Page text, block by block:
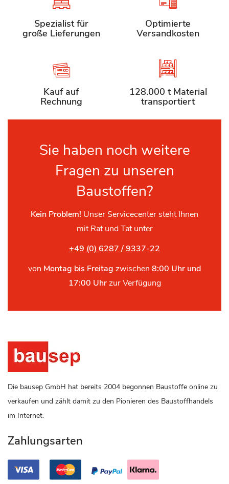
Spezialist für
große Lieferungen
Optimierte
Versandkosten
Kauf auf
Rechnung
128.000 t Material
transportiert
Sie haben noch weitere
Fragen zu unseren
Baustoffen?
Kein Problem! Unser Servicecenter steht Ihnen
mit Rat und Tat unter
+49 (0) 6287 / 9337-22
von Montag bis Freitag zwischen 8:00 Uhr und
17:00 Uhrzur Verfügung
Die bausep GmbH hat bereits 2004 begonnen Baustoffe online zu
verkaufen und zählt damit zu den Pionieren des Baustoffhandels
im Internet.
Zahlungsarten